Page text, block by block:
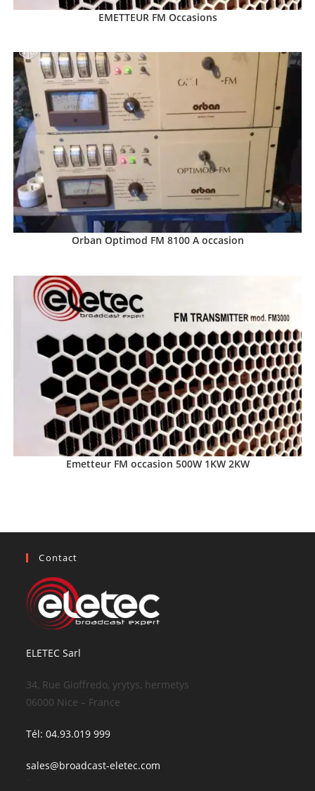
EMETTEUR FM Occasions
Orban Optimod FM 8100 A occasion
Emetteur FM occasion 500W 1KW 2KW
Contact
ELETEC Sarl
34, Rue Gioffredo, yrytys, hermetys
06000 Nice – France
Tél: 04.93.019 999
sales@broadcast-eletec.com
¨